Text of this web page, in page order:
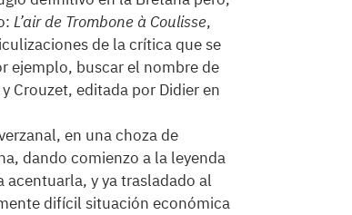
L’air de Trombone à Coulisse,
de la crítica que se
ejemplo, buscar el nombre de
Crouzet, editada por Didier en
en una choza de
dando comienzo a la leyenda
y ya trasladado al
difícil situación económica